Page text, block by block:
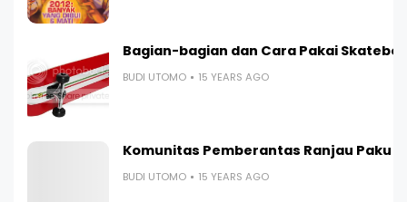
Bagian-bagian dan Cara Pakai
BUDI UTOMO 15 YEARS AGO
Komunitas Pemberantas Ranjau Paku
BUDI UTOMO 15 YEARS AGO